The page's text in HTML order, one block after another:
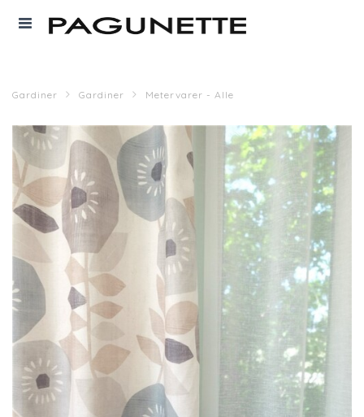
Gardiner Gardiner Metervarer - Alle